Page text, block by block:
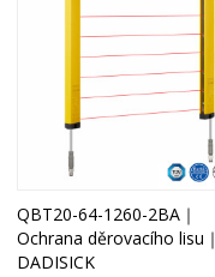
QBT20-64-1260-2BA｜
Ochrana děrovacího lisu｜
DADISICK